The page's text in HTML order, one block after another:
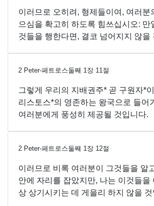
이러므로 오히려, 형제들이여, 여러분
으심을 확고히 하도록 힘쓰십시오: 만
것들을 행한다면, 결코 넘어지지 않을
2 Peter-페트로스둘째 1장 11절
그렇게 우리의 지배권주* 곧 구원자*
리스토스*의 영존하는 왕국으로 들어
여러분에게 풍성히 제공될 것입니다.
2 Peter-페트로스둘째 1장 12절
이러므로 비록 여러분이 그것들을 알
안에 자리를 잡았지만, 나는 이것들을
상 상기시키는 데 게을리 하지 않을 것